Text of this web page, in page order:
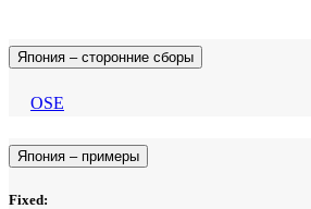
Япония – сторонние сборы
OSE
Япония – примеры
Fixed: